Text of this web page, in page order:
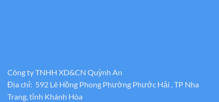
Công ty TNHH XD&CN Quỳnh An
Địa chỉ: 592 Lê Hồng Phong Phường Phước Hải , TP Nha
Trang, tỉnh Khánh Hòa